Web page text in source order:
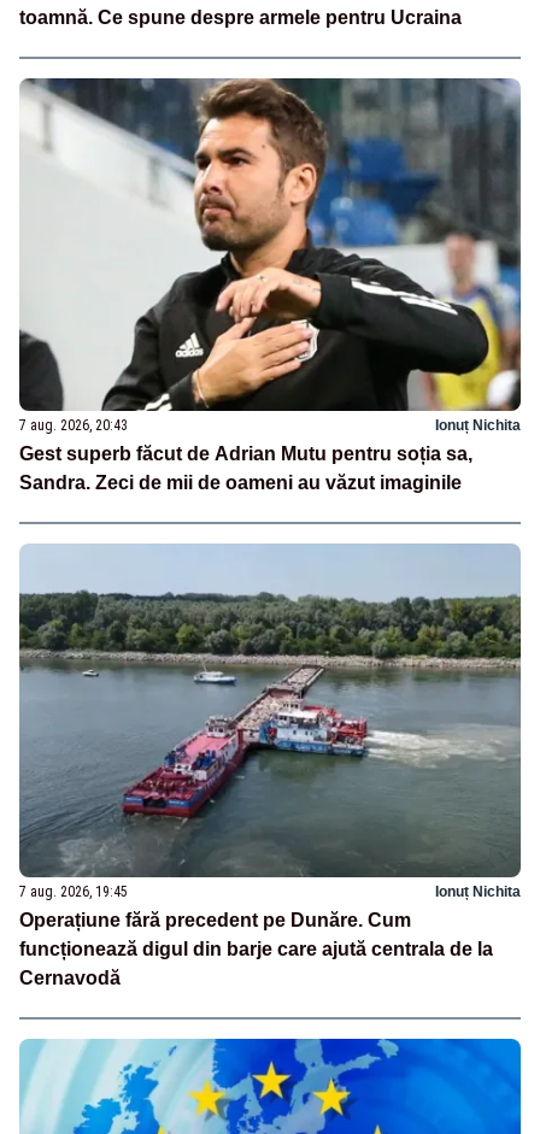
toamnă. Ce spune despre armele pentru Ucraina
7 aug. 2026, 20:43 Ionuț Nichita
Gest superb făcut de Adrian Mutu pentru soția sa,
Sandra. Zeci de mii de oameni au văzut imaginile
7 aug. 2026, 19:45 Ionuț Nichita
Operațiune fără precedent pe Dunăre. Cum
funcționează digul din barje care ajută centrala de la
Cernavodă